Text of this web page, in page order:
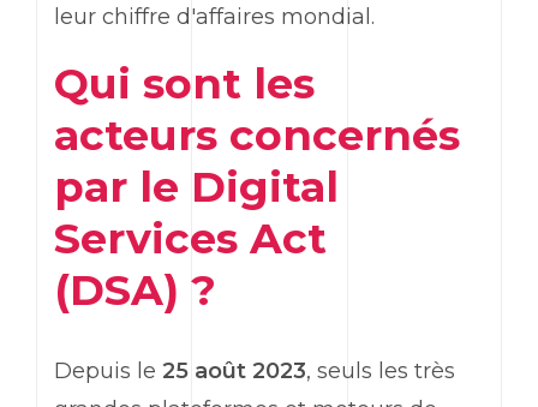
leur chiffre d'affaires mondial.
Qui sont les
acteurs concernés
par le Digital
Services Act
(DSA) ?
Depuis le 25 août 2023, seuls les très